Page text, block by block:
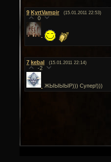
9 KyrtVampir (15.01.2011 22:53)
0
7 kebal (15.01.2011 22:14)
-2
ЖЫЫЫЫР))) Супер!)))